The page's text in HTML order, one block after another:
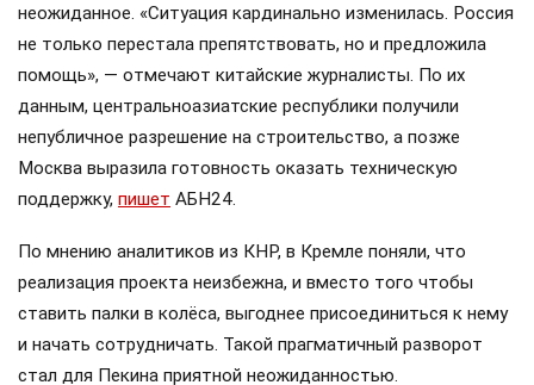
неожиданное. «Ситуация кардинально изменилась. Россия
не только перестала препятствовать, но и предложила
помощь», — отмечают китайские журналисты. По их
данным, центральноазиатские республики получили
непубличное разрешение на строительство, а позже
Москва выразила готовность оказать техническую
поддержку, пишет АБН24.
По мнению аналитиков из КНР, в Кремле поняли, что
реализация проекта неизбежна, и вместо того чтобы
ставить палки в колёса, выгоднее присоединиться к нему
и начать сотрудничать. Такой прагматичный разворот
стал для Пекина приятной неожиданностью.